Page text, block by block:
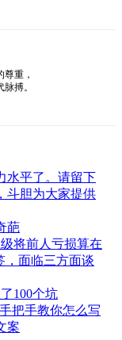
重，
搏。
水平了。请留下
斗胆为大家提供
葩
将前人亏损算在
，面临三方面谈
100个坑
把手教你怎么写
案